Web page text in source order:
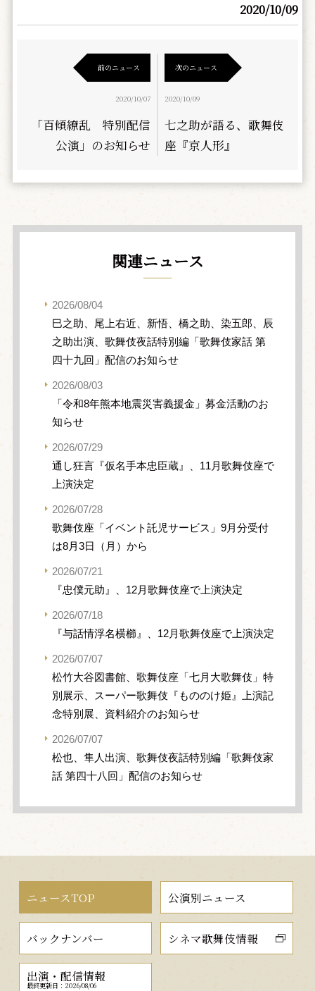
2020/10/09
前のニュース
2020/10/07
「百傾繚乱 特別配信
公演」のお知らせ
次のニュース
2020/10/09
七之助が語る、歌舞伎
座『京人形』
関連ニュース
2026/08/04
巳之助、尾上右近、新悟、橋之助、染五郎、辰
之助出演、歌舞伎夜話特別編「歌舞伎家話 第
四十九回」配信のお知らせ
2026/08/03
「令和8年熊本地震災害義援金」募金活動のお
知らせ
2026/07/29
通し狂言『仮名手本忠臣蔵』、11月歌舞伎座で
上演決定
2026/07/28
歌舞伎座「イベント託児サービス」9月分受付
は8月3日（月）から
2026/07/21
『忠僕元助』、12月歌舞伎座で上演決定
2026/07/18
『与話情浮名横櫛』、12月歌舞伎座で上演決定
2026/07/07
松竹大谷図書館、歌舞伎座「七月大歌舞伎」特
別展示、スーパー歌舞伎『もののけ姫』上演記
念特別展、資料紹介のお知らせ
2026/07/07
松也、隼人出演、歌舞伎夜話特別編「歌舞伎家
話 第四十八回」配信のお知らせ
ニュースTOP 公演別ニュース
バックナンバー シネマ歌舞伎情報
出演・配信情報
最終更新日：2026/08/06